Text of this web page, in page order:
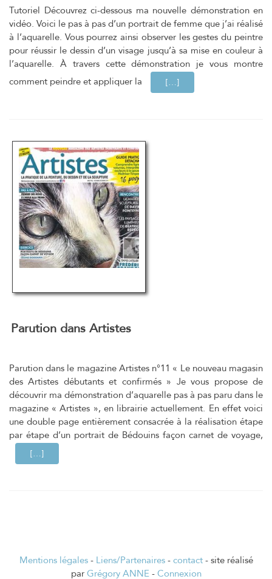
Tutoriel Découvrez ci-dessous ma nouvelle démonstration en
vidéo. Voici le pas à pas d’un portrait de femme que j’ai réalisé
à l’aquarelle. Vous pourrez ainsi observer les gestes du peintre
pour réussir le dessin d’un visage jusqu’à sa mise en couleur à
l’aquarelle. À travers cette démonstration je vous montre
comment peindre et appliquer la
EN SAVOIR PLUS
[…]
Parution dans Artistes
Parution dans le magazine Artistes n°11 « Le nouveau magasin
des Artistes débutants et confirmés » Je vous propose de
découvrir ma démonstration d’aquarelle pas à pas paru dans le
magazine « Artistes », en librairie actuellement. En effet voici
une double page entièrement consacrée à la réalisation étape
par étape d’un portrait de Bédouins façon carnet de voyage,
EN SAVOIR PLUS SURPARUTION DANS ARTISTES
[…]
Mentions légales- Liens/Partenaires- contact- site réalisé
par Grégory ANNE- Connexion